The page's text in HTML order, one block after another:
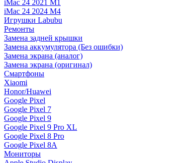
iMac 24 2021 M1
iMac 24 2024 M4
Игрушки Labubu
Ремонты
Замена задней крышки
Замена аккумулятора (Без ошибки)
Замена экрана (аналог)
Замена экрана (оригинал)
Смартфоны
Xiaomi
Honor/Huawei
Google Pixel
Google Pixel 7
Google Pixel 9
Google Pixel 9 Pro XL
Google Pixel 8 Pro
Google Pixel 8A
Мониторы